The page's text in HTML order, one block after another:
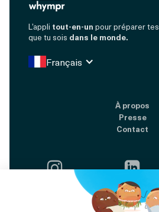
L’appli tout-en-un pour préparer tes
que tu sois dans le monde.
Français
À propos
Presse
Contact
 
